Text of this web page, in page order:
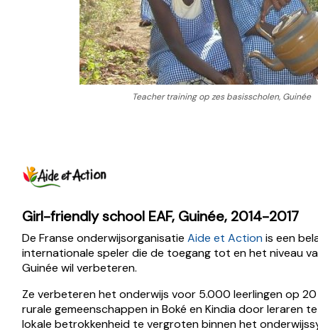
Teacher training op zes basisscholen, Guinée
Girl-friendly school EAF, Guinée, 2014-2017
De Franse onderwijsorganisatieAide et Action is een
internationale speler die de toegang tot en het niveau
Guinée wil verbeteren.
Ze verbeteren het onderwijs voor 5.000 leerlingen op
rurale gemeenschappen in Boké en Kindia door leraren
lokale betrokkenheid te vergroten binnen het